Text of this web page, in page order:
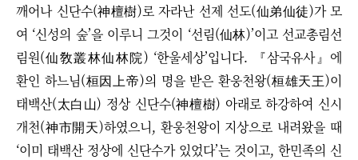
깨어나 신단수(神檀樹)로 자라난 선제 선도(仙弟仙徒)가 모
여 ‘신성의 숲’을 이루니 그것이 ‘선림(仙林)’이고 선교총림선
림원(仙敎叢林仙林院) ‘한울세상’입니다. 『삼국유사』에
환인 하느님(桓因上帝)의 명을 받은 환웅천왕(桓雄天王)이
태백산(太白山) 정상 신단수(神檀樹) 아래로 하강하여 신시
개천(神市開天)하였으니, 환웅천왕이 지상으로 내려왔을 때
‘이미 태백산 정상에 신단수가 있었다’는 것이고, 한민족의 신